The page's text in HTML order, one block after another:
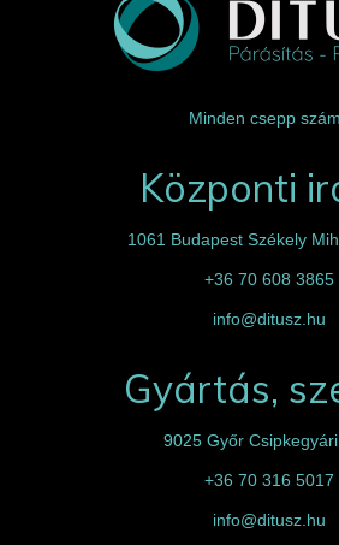
Minden csepp
Központi
1061 Budapest Székely
+36 70 608 3865
info@ditusz.hu
Gyártás,
9025 Győr Csipkegyári
+36 70 316 5017
info@ditusz.hu